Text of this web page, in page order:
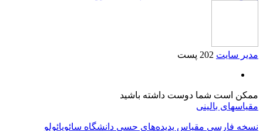
مدیر سایت 202 پست
ممکن است شما دوست داشته باشید
مقیاسهای بالینی
نسخه فارسی مقیاس پدیده‌های حسی دانشگاه سائوپائولو